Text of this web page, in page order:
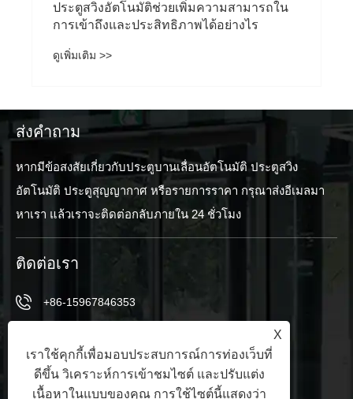
ประตูสวิงอัตโนมัติช่วยเพิ่มความสามารถใน
การเข้าถึงและประสิทธิภาพได้อย่างไร
ดูเพิ่มเติม >>
ส่งคำถาม
หากมีข้อสงสัยเกี่ยวกับประตูบานเลื่อนอัตโนมัติ ประตูสวิง
อัตโนมัติ ประตูสุญญากาศ หรือรายการราคา กรุณาส่งอีเมลมา
หาเรา แล้วเราจะติดต่อกลับภายใน 24 ชั่วโมง
ติดต่อเรา
+86-15967846353
info@vezedoors.com
X
เราใช้คุกกี้เพื่อมอบประสบการณ์การท่องเว็บที่
ดีขึ้น วิเคราะห์การเข้าชมไซต์ และปรับแต่ง
เนื้อหาในแบบของคุณ การใช้ไซต์นี้แสดงว่า